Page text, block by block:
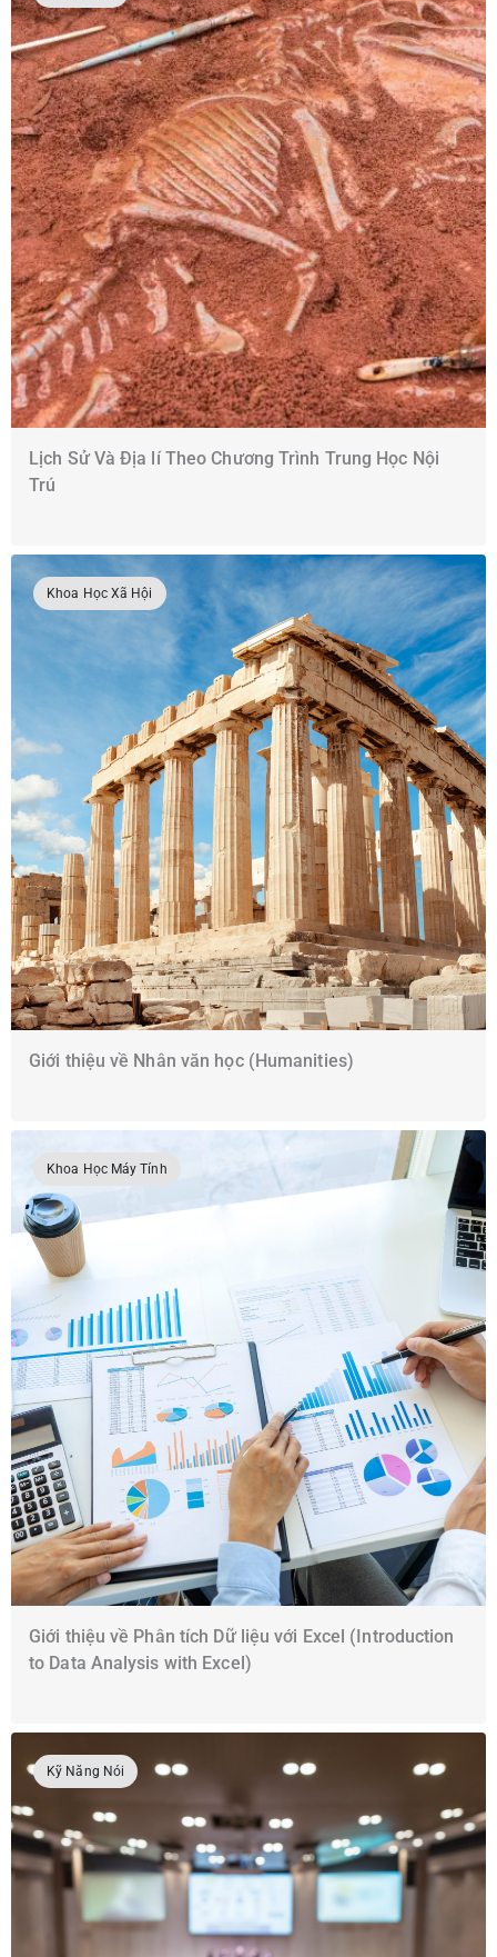
Lịch Sử Và Địa lí Theo Chương Trình Trung Học Nội
Trú
Khoa Học Xã Hội
Giới thiệu về Nhân văn học (Humanities)
Khoa Học Máy Tính
Giới thiệu về Phân tích Dữ liệu với Excel (Introduction
to Data Analysis with Excel)
Kỹ Năng Nói